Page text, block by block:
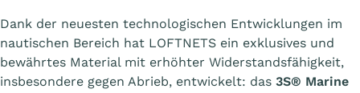
Dank der neuesten technologischen Entwicklungen im
nautischen Bereich hat LOFTNETS ein exklusives und
bewährtes Material mit erhöhter Widerstandsfähigkeit,
insbesondere gegen Abrieb, entwickelt: das 3S® Marine